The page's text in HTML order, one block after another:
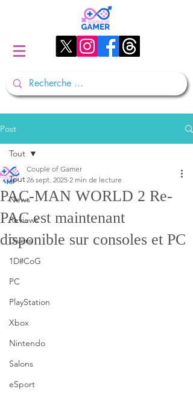
Post
Tout
News
Reviews
Divers
1D#CoG
PC
PlayStation
Xbox
Nintendo
Salons
eSport
Tout
PAC-MAN WORLD 2 Re-
PAC est maintenant
disponible sur consoles et PC
Couple of Gamer
26 sept. 2025 2 min de lecture